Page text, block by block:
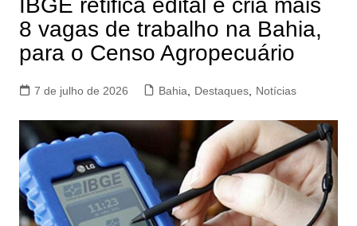
IBGE retifica edital e cria mais
8 vagas de trabalho na Bahia,
para o Censo Agropecuário
7 de julho de 2026 Bahia, Destaques, Notícias